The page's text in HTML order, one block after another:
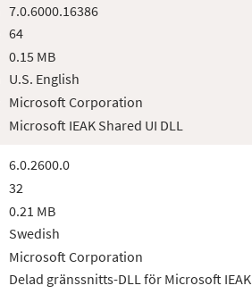
7.0.6000.16386
64
0.15 MB
U.S. English
Microsoft Corporation
Microsoft IEAK Shared UI DLL
6.0.2600.0
32
0.21 MB
Swedish
Microsoft Corporation
Delad gränssnitts-DLL för Microsoft IEAK